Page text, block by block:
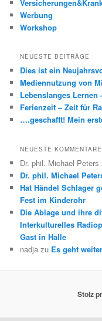
Werbung
Workshop
NEUESTE BEITRÄGE
Dies ist ein
Mediennutzung von
Lebenslanges
Ferienzeit – Zeit für
….geschafft! Mein
NEUESTE KOMMENTARE
Dr. phil. Michael Peters
Dr. phil. Michael
Hat Händel Schlager
Fest im Kinderohr
Die Ablage und ihre
Interkulturelles
Gast in Halle
nadja zu Es geht
Stolz